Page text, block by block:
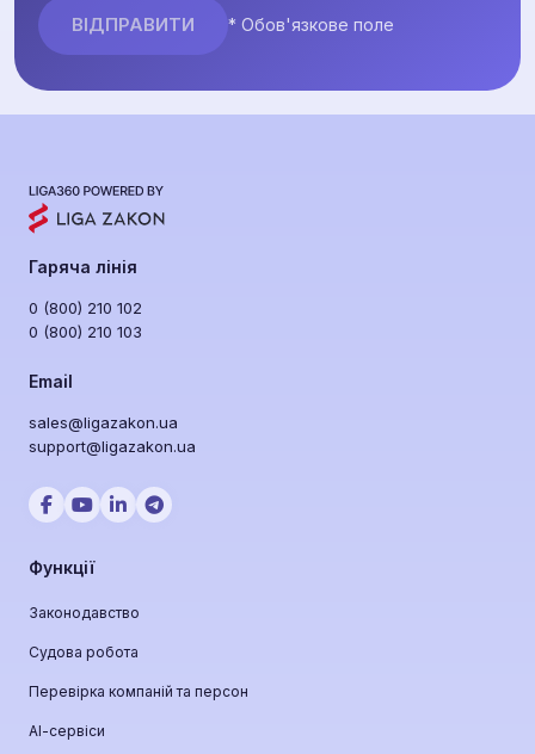
* Обов'язкове поле
Гаряча лінія
0 (800) 210 102
0 (800) 210 103
Email
sales@ligazakon.ua
support@ligazakon.ua
Функції
Законодавство
Судова робота
Перевірка компаній та персон
АІ-сервіси